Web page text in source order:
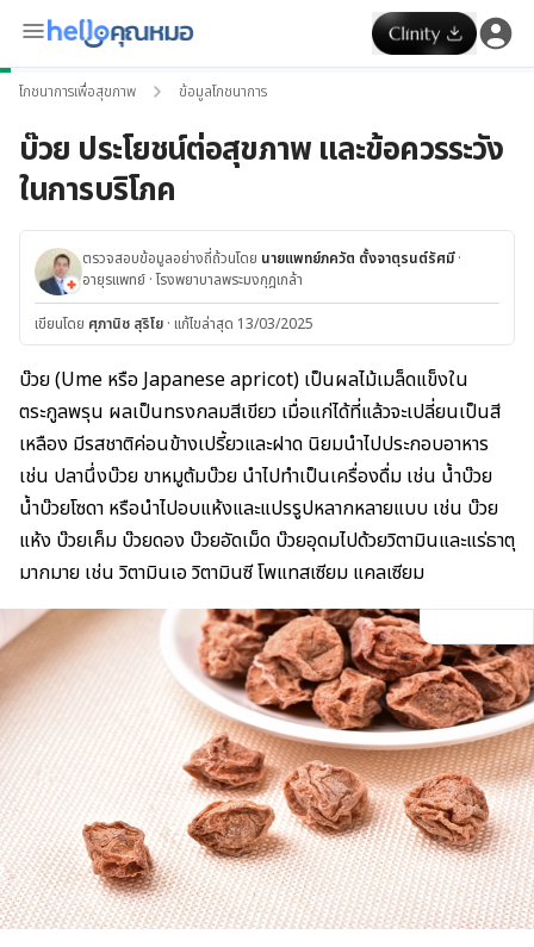
โภชนาการเพื่อสุขภาพ ข้อมูลโภชนาการ
บ๊วย ประโยชน์ต่อสุขภาพ และข้อควรระวัง
ในการบริโภค
ตรวจสอบข้อมูลอย่างถี่ถ้วนโดย นายแพทย์ภควัต ตั้งจาตุรนต์รัศมี·
อายุรแพทย์ · โรงพยาบาลพระมงกุฎเกล้า
เขียนโดย ศุภานิช สุริโย · แก้ไขล่าสุด 13/03/2025
บ๊วย (Ume หรือ Japanese apricot) เป็นผลไม้เมล็ดแข็งใน
ตระกูลพรุน ผลเป็นทรงกลมสีเขียว เมื่อแก่ได้ที่แล้วจะเปลี่ยนเป็นสี
เหลือง มีรสชาติค่อนข้างเปรี้ยวและฝาด นิยมนำไปประกอบอาหาร
เช่น ปลานึ่งบ๊วย ขาหมูต้มบ๊วย นำไปทำเป็นเครื่องดื่ม เช่น น้ำบ๊วย
น้ำบ๊วยโซดา หรือนำไปอบแห้งและแปรรูปหลากหลายแบบ เช่น บ๊วย
แห้ง บ๊วยเค็ม บ๊วยดอง บ๊วยอัดเม็ด บ๊วยอุดมไปด้วยวิตามินและแร่ธาตุ
มากมาย เช่น วิตามินเอ วิตามินซี โพแทสเซียม แคลเซียม